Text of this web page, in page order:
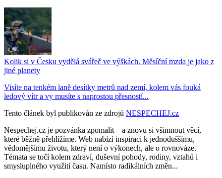
Kolik si v Česku vydělá svářeč ve výškách. Měsíční mzda je jako z
jiné planety
Visíte na tenkém laně desítky metrů nad zemí, kolem vás fouká
ledový vítr a vy musíte s naprostou přesností...
Tento článek byl publikován ze zdrojů NESPECHEJ.cz
Nespechej.cz je pozvánka zpomalit – a znovu si všimnout věcí,
které běžně přehlížíme. Web nabízí inspiraci k jednoduššímu,
vědomějšímu životu, který není o výkonech, ale o rovnováze.
Témata se točí kolem zdraví, duševní pohody, rodiny, vztahů i
smysluplného využití času. Namísto radikálních změn...